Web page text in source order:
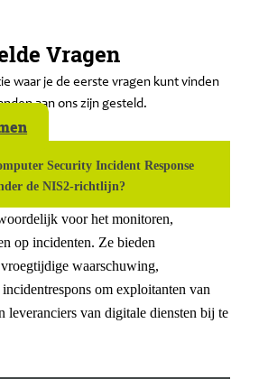
Vragen
waar je de eerste vragen kunt vinden
aan ons zijn gesteld.
Security Incident Response
de NIS2-richtlijn?
voor het monitoren,
op incidenten. Ze bieden
waarschuwing,
om exploitanten van
leveranciers van digitale diensten bij te